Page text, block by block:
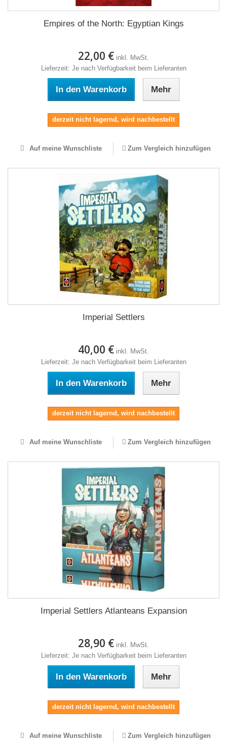
Empires of the North: Egyptian Kings
22,00 € inkl. MwSt.
Lieferzeit: Je nach Verfügbarkeit beim Lieferanten
In den Warenkorb Mehr
derzeit nicht lagernd, wird nachbestellt
Auf meine Wunschliste Zum Vergleich hinzufügen
Imperial Settlers
40,00 € inkl. MwSt.
Lieferzeit: Je nach Verfügbarkeit beim Lieferanten
In den Warenkorb Mehr
derzeit nicht lagernd, wird nachbestellt
Auf meine Wunschliste Zum Vergleich hinzufügen
Imperial Settlers Atlanteans Expansion
28,90 € inkl. MwSt.
Lieferzeit: Je nach Verfügbarkeit beim Lieferanten
In den Warenkorb Mehr
derzeit nicht lagernd, wird nachbestellt
Auf meine Wunschliste Zum Vergleich hinzufügen